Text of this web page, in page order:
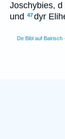
Joschybies,
und
47dyr
De Bibl auf Bairisch